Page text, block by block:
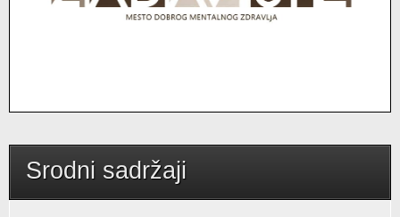
Srodni sadržaji